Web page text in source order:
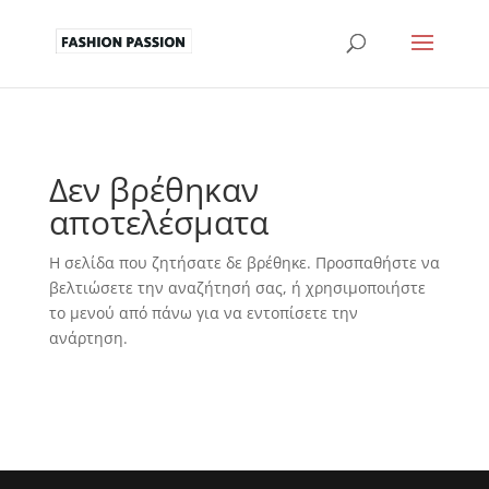
Δεν βρέθηκαν
αποτελέσματα
Η σελίδα που ζητήσατε δε βρέθηκε. Προσπαθήστε να
βελτιώσετε την αναζήτησή σας, ή χρησιμοποιήστε
το μενού από πάνω για να εντοπίσετε την
ανάρτηση.